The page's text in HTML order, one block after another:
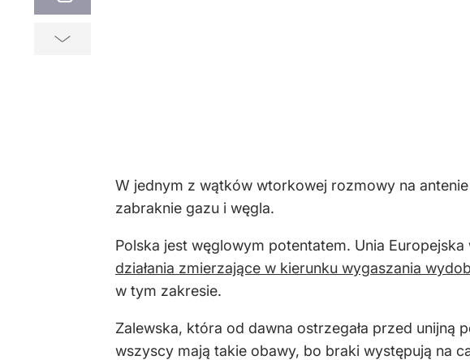
W jednym z wątków wtorkowej rozmowy na
zabraknie gazu i węgla.
Polska jest węglowym potentatem. Unia
działania zmierzające w kierunku wygaszania
w tym zakresie.
Zalewska, która od dawna ostrzegała przed unijną
wszyscy mają takie obawy, bo braki występują na